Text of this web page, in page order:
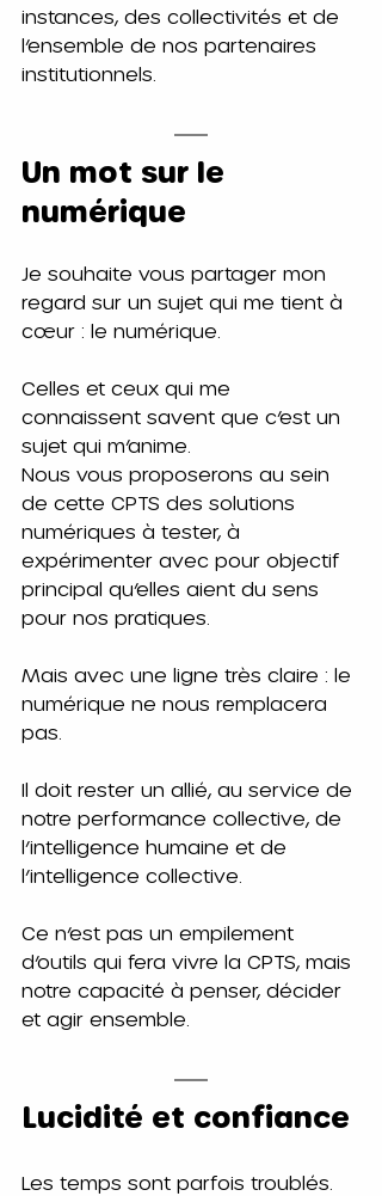
instances, des collectivités et de
l’ensemble de nos partenaires
institutionnels.
Un mot sur le
numérique
Je souhaite vous partager mon
regard sur un sujet qui me tient à
cœur : le numérique.
Celles et ceux qui me
connaissent savent que c’est un
sujet qui m’anime.
Nous vous proposerons au sein
de cette CPTS des solutions
numériques à tester, à
expérimenter avec pour objectif
principal qu’elles aient du sens
pour nos pratiques.
Mais avec une ligne très claire : le
numérique ne nous remplacera
pas.
Il doit rester un allié, au service de
notre performance collective, de
l’intelligence humaine et de
l’intelligence collective.
Ce n’est pas un empilement
d’outils qui fera vivre la CPTS, mais
notre capacité à penser, décider
et agir ensemble.
Lucidité et confiance
Les temps sont parfois troublés.